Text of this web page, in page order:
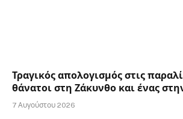
Τραγικός απολογισμός στις
θάνατοι στη Ζάκυνθο και ένας
7 Αυγούστου 2026